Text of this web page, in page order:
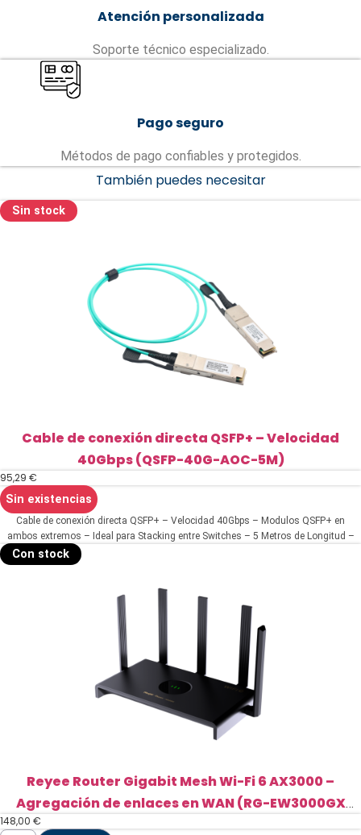
Atención personalizada
Soporte técnico especializado.
Pago seguro
Métodos de pago confiables y protegidos.
También puedes necesitar
Sin stock
Cable de conexión directa QSFP+ – Velocidad
40Gbps (QSFP-40G-AOC-5M)
95,29 €
Sin existencias
Cable de conexión directa QSFP+ – Velocidad 40Gbps – Modulos QSFP+ en
ambos extremos – Ideal para Stacking entre Switches – 5 Metros de Longitud –
Con stock
Reyee Router Gigabit Mesh Wi-Fi 6 AX3000 –
Agregación de enlaces en WAN (RG-EW3000GX
PRO)
148,00 €